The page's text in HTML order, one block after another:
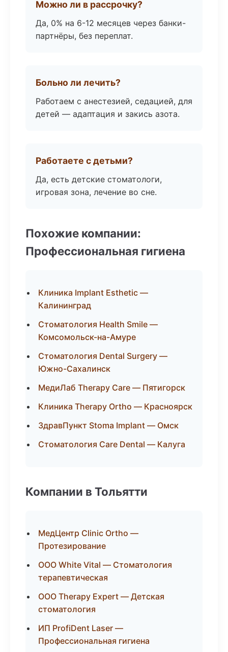
Можно ли в рассрочку?
Да, 0% на 6-12 месяцев через банки-
партнёры, без переплат.
Больно ли лечить?
Работаем с анестезией, седацией, для
детей — адаптация и закись азота.
Работаете с детьми?
Да, есть детские стоматологи,
игровая зона, лечение во сне.
Похожие компании:
Профессиональная гигиена
Клиника Implant Esthetic —
Калининград
Стоматология Health Smile —
Комсомольск-на-Амуре
Стоматология Dental Surgery —
Южно-Сахалинск
МедиЛаб Therapy Care — Пятигорск
Клиника Therapy Ortho — Красноярск
ЗдравПункт Stoma Implant — Омск
Стоматология Care Dental — Калуга
Компании в Тольятти
МедЦентр Clinic Ortho —
Протезирование
ООО White Vital — Стоматология
терапевтическая
ООО Therapy Expert — Детская
стоматология
ИП ProfiDent Laser —
Профессиональная гигиена